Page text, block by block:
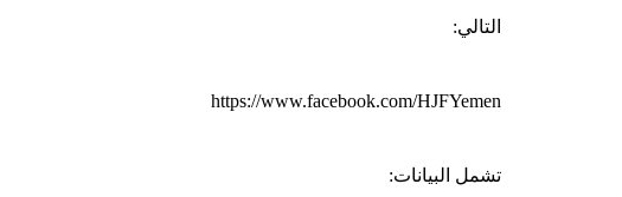
التالي:
https://www.facebook.com/HJFYemen
تشمل البيانات: